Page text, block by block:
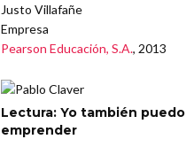
Justo Villafañe
Empresa
Pearson Educación, S.A., 2013
Lectura: Yo también puedo
emprender